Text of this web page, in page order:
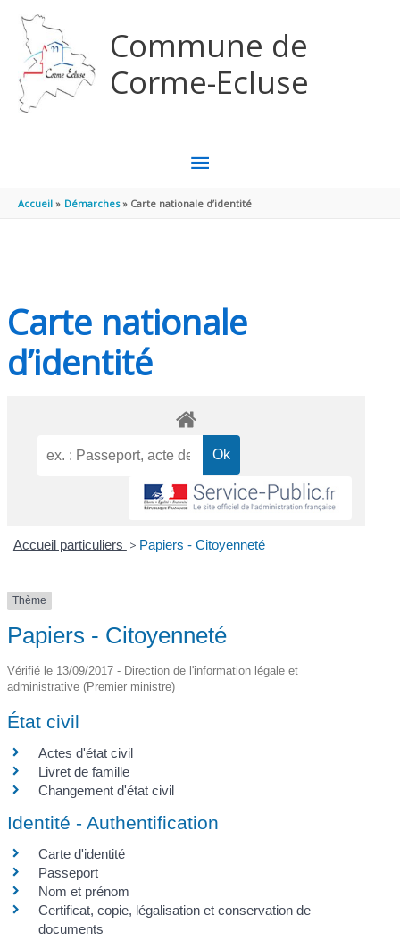
Commune de
Corme-Ecluse
MENU
PRINCIPAL
Accueil Démarches Carte nationale d’identité
Carte nationale
d’identité
Accueil particuliers > Papiers - Citoyenneté
Thème
Papiers - Citoyenneté
Vérifié le 13/09/2017 - Direction de l'information légale et
administrative (Premier ministre)
État civil
Actes d'état civil
Livret de famille
Changement d'état civil
Identité - Authentification
Carte d'identité
Passeport
Nom et prénom
Certificat, copie, légalisation et conservation de
documents